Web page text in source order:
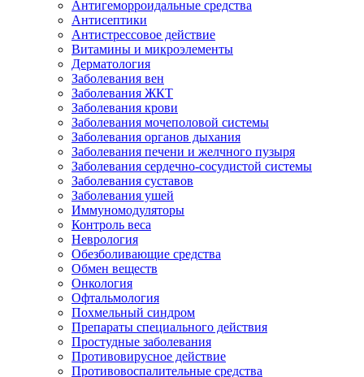
Антигеморроидальные средства
Антисептики
Антистрессовое действие
Витамины и микроэлементы
Дерматология
Заболевания вен
Заболевания ЖКТ
Заболевания крови
Заболевания мочеполовой системы
Заболевания органов дыхания
Заболевания печени и желчного пузыря
Заболевания сердечно-сосудистой системы
Заболевания суставов
Заболевания ушей
Иммуномодуляторы
Контроль веса
Неврология
Обезболивающие средства
Обмен веществ
Онкология
Офтальмология
Похмельный синдром
Препараты специального действия
Простудные заболевания
Противовирусное действие
Противовоспалительные средства